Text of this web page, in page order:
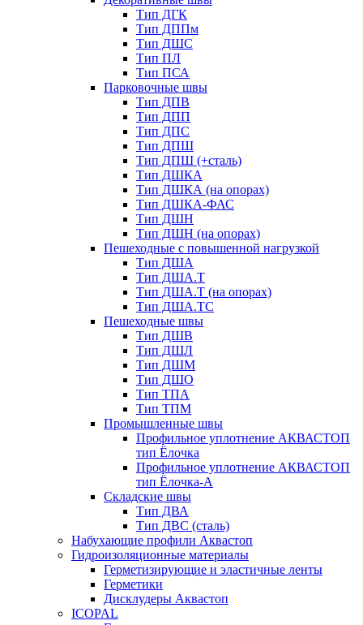
Тип ДГК
Тип ДППм
Тип ДШС
Тип ПЛ
Тип ПСА
Парковочные швы
Тип ДПВ
Тип ДПП
Тип ДПС
Тип ДПШ
Тип ДПШ (+сталь)
Тип ДШКА
Тип ДШКА (на опорах)
Тип ДШКА-ФАС
Тип ДШН
Тип ДШН (на опорах)
Пешеходные с повышенной нагрузкой
Тип ДША
Тип ДША.Т
Тип ДША.Т (на опорах)
Тип ДША.ТС
Пешеходные швы
Тип ДШВ
Тип ДШЛ
Тип ДШМ
Тип ДШО
Тип ТПА
Тип ТПМ
Промышленные швы
Профильное уплотнение АКВАСТОП
тип Ёлочка
Профильное уплотнение АКВАСТОП
тип Ёлочка-А
Складские швы
Тип ДВА
Тип ДВС (сталь)
Набухающие профили Аквастоп
Гидроизоляционные материалы
Герметизирующие и эластичные ленты
Герметики
Дисклудеры Аквастоп
ICOPAL